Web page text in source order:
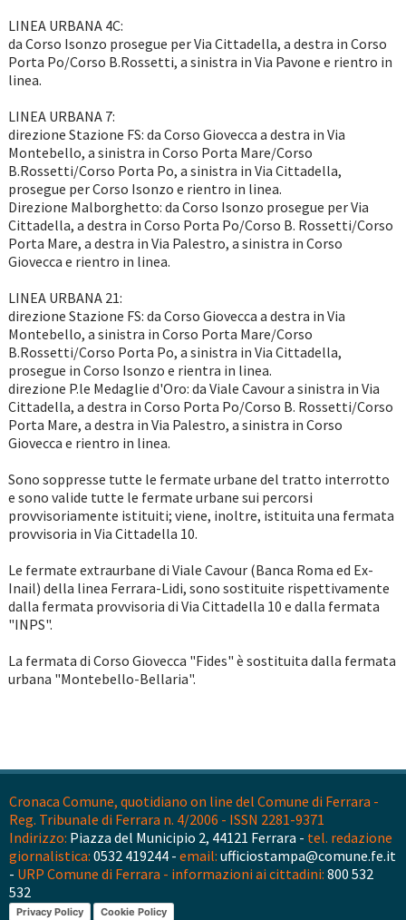
LINEA URBANA 4C:
da Corso Isonzo prosegue per Via Cittadella, a destra in Corso
Porta Po/Corso B.Rossetti, a sinistra in Via Pavone e rientro in
linea.
LINEA URBANA 7:
direzione Stazione FS: da Corso Giovecca a destra in Via
Montebello, a sinistra in Corso Porta Mare/Corso
B.Rossetti/Corso Porta Po, a sinistra in Via Cittadella,
prosegue per Corso Isonzo e rientro in linea.
Direzione Malborghetto: da Corso Isonzo prosegue per Via
Cittadella, a destra in Corso Porta Po/Corso B. Rossetti/Corso
Porta Mare, a destra in Via Palestro, a sinistra in Corso
Giovecca e rientro in linea.
LINEA URBANA 21:
direzione Stazione FS: da Corso Giovecca a destra in Via
Montebello, a sinistra in Corso Porta Mare/Corso
B.Rossetti/Corso Porta Po, a sinistra in Via Cittadella,
prosegue in Corso Isonzo e rientra in linea.
direzione P.le Medaglie d'Oro: da Viale Cavour a sinistra in Via
Cittadella, a destra in Corso Porta Po/Corso B. Rossetti/Corso
Porta Mare, a destra in Via Palestro, a sinistra in Corso
Giovecca e rientro in linea.
Sono soppresse tutte le fermate urbane del tratto interrotto
e sono valide tutte le fermate urbane sui percorsi
provvisoriamente istituiti; viene, inoltre, istituita una fermata
provvisoria in Via Cittadella 10.
Le fermate extraurbane di Viale Cavour (Banca Roma ed Ex-
Inail) della linea Ferrara-Lidi, sono sostituite rispettivamente
dalla fermata provvisoria di Via Cittadella 10 e dalla fermata
"INPS".
La fermata di Corso Giovecca "Fides" è sostituita dalla fermata
urbana "Montebello-Bellaria".
Cronaca Comune, quotidiano on line del Comune di Ferrara -
Reg. Tribunale di Ferrara n. 4/2006 - ISSN 2281-9371
Indirizzo: Piazza del Municipio 2, 44121 Ferrara - tel. redazione
giornalistica: 0532 419244 - email: ufficiostampa@comune.fe.it
- URP Comune di Ferrara - informazioni ai cittadini: 800 532
532
Privacy Policy Cookie Policy